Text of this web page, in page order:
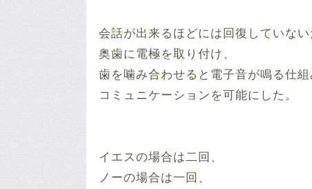
会話が出来るほどには回復していない
奥歯に電極を取り付け、
歯を噛み合わせると電子音が鳴る仕
コミュニケーションを可能にした。
イエスの場合は二回、
ノーの場合は一回、